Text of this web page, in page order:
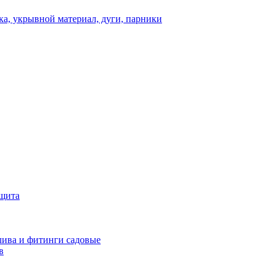
укрывной материал, дуги, парники
и фитинги садовые